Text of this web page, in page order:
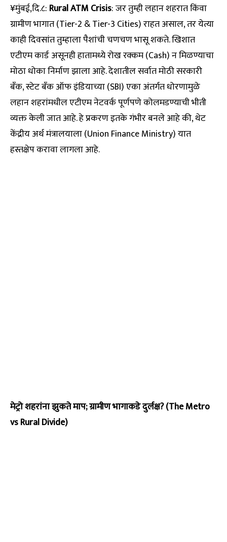
¥मुंबई,दि.८: Rural ATM Crisis: जर तुम्ही लहान शहरात किंवा
ग्रामीण भागात (Tier-2 & Tier-3 Cities) राहत असाल, तर येत्या
काही दिवसांत तुम्हाला पैशांची चणचण भासू शकते. खिशात
एटीएम कार्ड असूनही हातामध्ये रोख रक्कम (Cash) न मिळण्याचा
मोठा धोका निर्माण झाला आहे. देशातील सर्वात मोठी सरकारी
बँक, स्टेट बँक ऑफ इंडियाच्या (SBI) एका अंतर्गत धोरणामुळे
लहान शहरांमधील एटीएम नेटवर्क पूर्णपणे कोलमडण्याची भीती
व्यक्त केली जात आहे. हे प्रकरण इतके गंभीर बनले आहे की, थेट
केंद्रीय अर्थ मंत्रालयाला (Union Finance Ministry) यात
हस्तक्षेप करावा लागला आहे.
मेट्रो शहरांना झुकते माप; ग्रामीण भागाकडे दुर्लक्ष? (The Metro
vs Rural Divide)